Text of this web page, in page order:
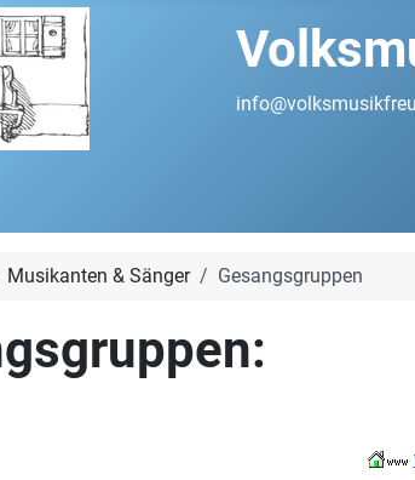
Musikanten & Sänger Gesangsgruppen